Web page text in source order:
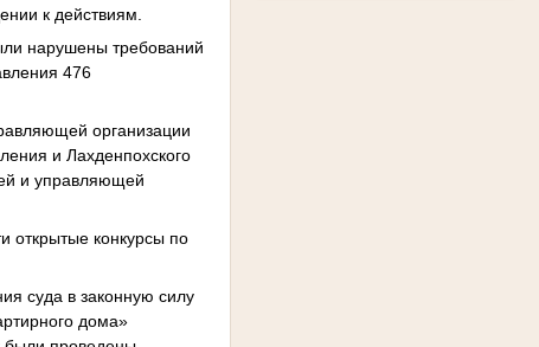
к действиям.
нарушены требований
476
организации
и Лахденпохского
и управляющей
открытые конкурсы по
суда в законную силу
дома»